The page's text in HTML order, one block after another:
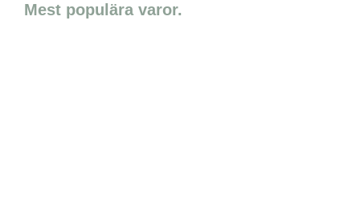
Mest populära varor.